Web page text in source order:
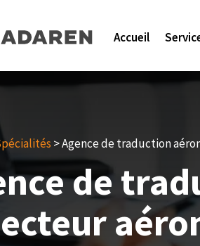
Accueil
> Agence de traduction
de